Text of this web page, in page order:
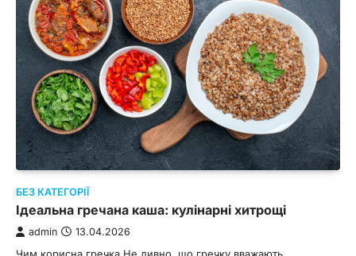
БЕЗ КАТЕГОРІЇ
Ідеальна гречана каша: кулінарні хитрощі
admin 13.04.2026